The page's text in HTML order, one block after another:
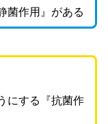
菌作用』がある
にする『抗菌作